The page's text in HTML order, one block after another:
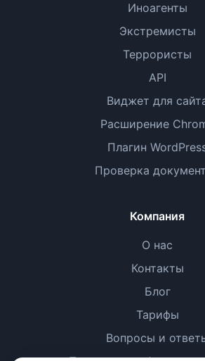
Иноагенты
Экстремисты
Террористы
API
Виджет для
Расширение
Плагин
Проверка
Компания
О нас
Контакты
Блог
Тарифы
Вопросы и